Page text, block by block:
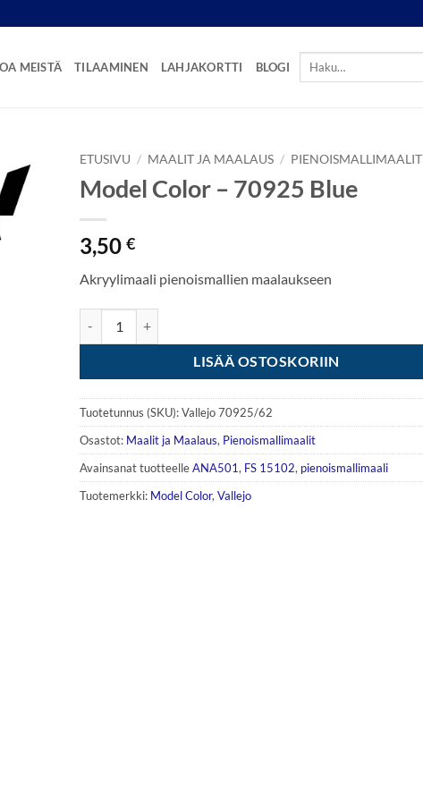
MEISTÄ TILAAMINEN LAHJAKORTTI BLOGI
Etsi:
ETUSIVU / MAALIT JA MAALAUS / PIENOISMALLIMAALIT
Model Color – 70925 Blue
3,50 €
Akryylimaali pienoismallien maalaukseen
LISÄÄ OSTOSKORIIN
Tuotetunnus (SKU):Vallejo 70925/62
Osastot: Maalit ja Maalaus, Pienoismallimaalit
Avainsanat tuotteelleANA501, FS 15102, pienoismallimaali
Tuotemerkki: Model Color, Vallejo